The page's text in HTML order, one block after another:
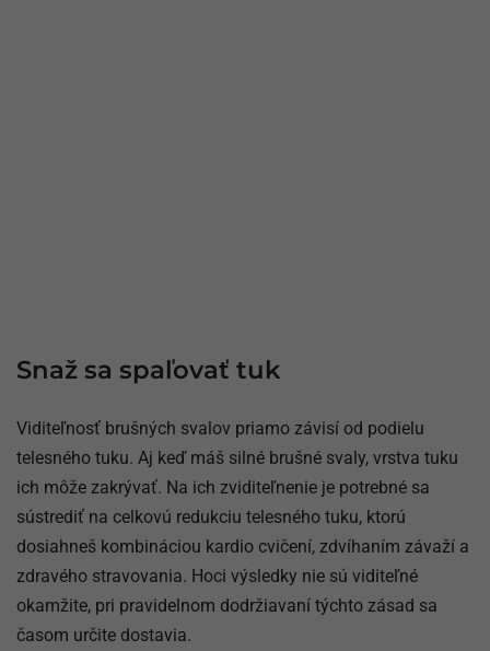
Snaž sa spaľovať tuk
Viditeľnosť brušných svalov priamo závisí od podielu
telesného tuku. Aj keď máš silné brušné svaly, vrstva tuku
ich môže zakrývať. Na ich zviditeľnenie je potrebné sa
sústrediť na celkovú redukciu telesného tuku, ktorú
dosiahneš kombináciou kardio cvičení, zdvíhaním závaží a
zdravého stravovania. Hoci výsledky nie sú viditeľné
okamžite, pri pravidelnom dodržiavaní týchto zásad sa
časom určite dostavia.